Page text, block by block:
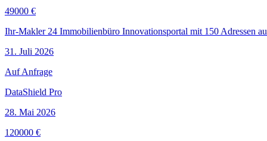
49000 €
Ihr-Makler 24 Immobilienbüro Innovationsportal mit 150 Adressen
31. Juli 2026
Auf Anfrage
DataShield Pro
28. Mai 2026
120000 €